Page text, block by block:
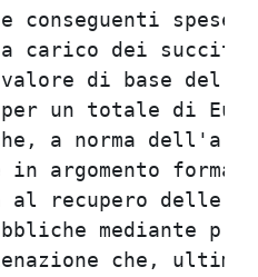
e
a
valore di
al mq. per
che, a
in
al recupero